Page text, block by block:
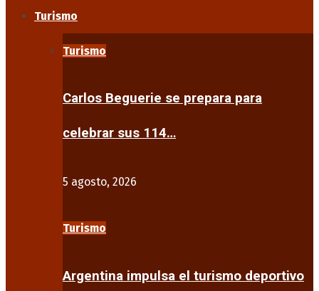
Turismo
Turismo
Carlos Beguerie se prepara para
celebrar sus 114…
5 agosto, 2026
Turismo
Argentina impulsa el turismo deportivo